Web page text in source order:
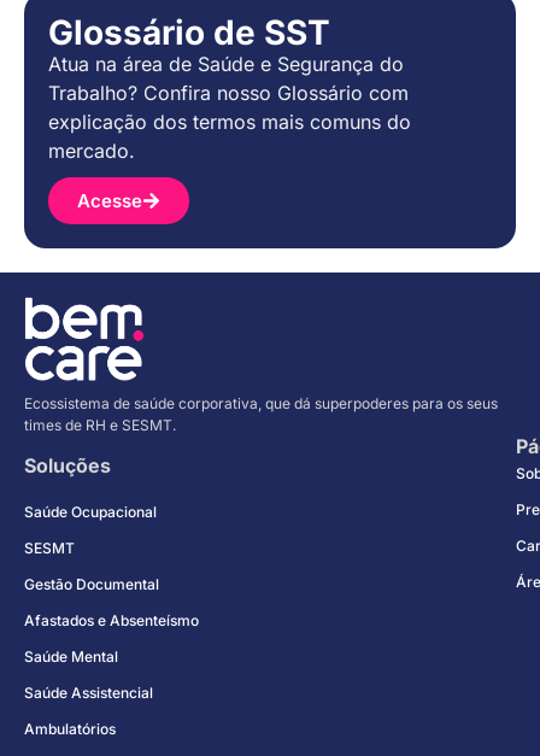
Glossário de SST
Atua na área de Saúde e Segurança do
Trabalho? Confira nosso Glossário com
explicação dos termos mais comuns do
mercado.
Acesse
Ecossistema de saúde corporativa, que dá superpoderes para os seus
times de RH e SESMT.
Soluções
Saúde Ocupacional
SESMT
Gestão Documental
Afastados e Absenteísmo
Saúde Mental
Saúde Assistencial
Ambulatórios